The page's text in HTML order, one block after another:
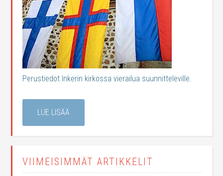
Perustiedot Inkerin kirkossa vierailua suunnitteleville.
LUE LISÄÄ
VIIMEISIMMÄT ARTIKKELIT